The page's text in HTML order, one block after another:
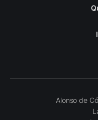
Alonso de